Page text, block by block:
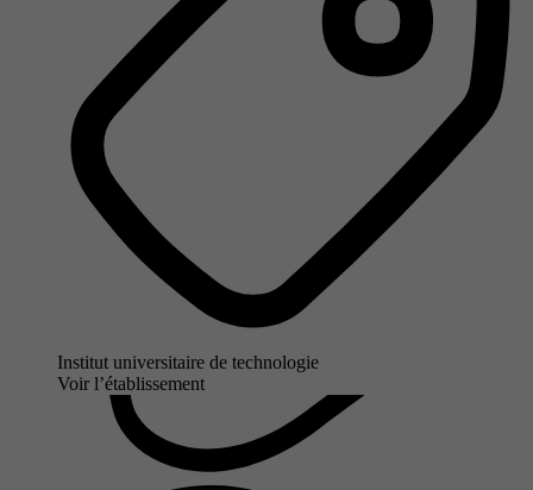
Institut universitaire de technologie
Voir l’établissement